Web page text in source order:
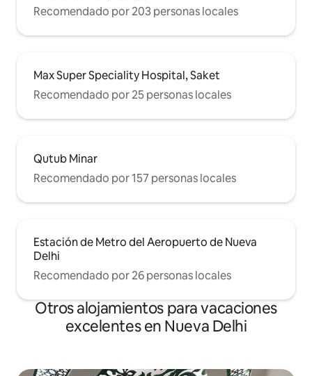
Recomendado por 203 personas locales
Max Super Speciality Hospital, Saket
Recomendado por 25 personas locales
Qutub Minar
Recomendado por 157 personas locales
Estación de Metro del Aeropuerto de Nueva
Delhi
Recomendado por 26 personas locales
Otros alojamientos para vacaciones
excelentes en Nueva Delhi